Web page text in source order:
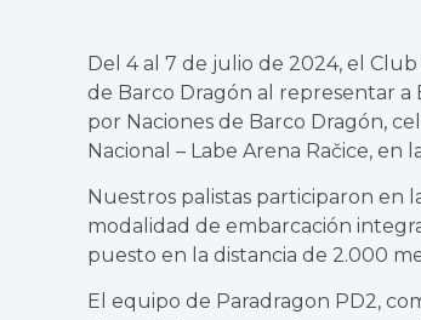
Del 4 al 7 de julio de 2024, el
de Barco Dragón al representar a
por Naciones de Barco Dragón,
Nacional – Labe Arena Račice, en
Nuestros palistas participaron en
modalidad de embarcación
puesto en la distancia de 2.000
El equipo de Paradragon PD2,